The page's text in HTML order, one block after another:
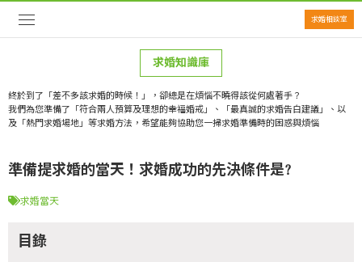
求婚相談室
求婚知識庫
終於到了「差不多該求婚的時候！」，卻總是在煩惱不曉得該從何處著手？
我們為您準備了「符合兩人預算及理想的幸福婚戒」、「最真誠的求婚告白建議」、以
及「熱門求婚場地」等求婚方法，希望能夠協助您一掃求婚準備時的困惑與煩惱
準備提求婚的當天！求婚成功的先決條件是?
求婚當天
目錄